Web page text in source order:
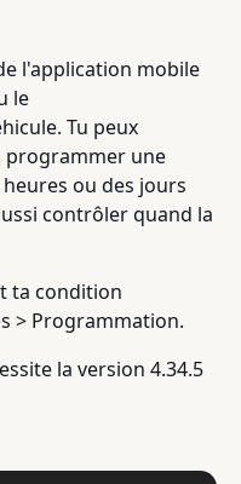
l'application mobile
le
Tu peux
programmer une
ou des jours
contrôler quand la
ta condition
> Programmation.
la version 4.34.5